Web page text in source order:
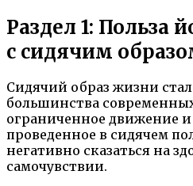
Раздел 1: Польза
с сидячим
Сидячий образ жизни
большинства
ограниченное движение
проведенное в сидячем
негативно сказаться на
самочувствии.